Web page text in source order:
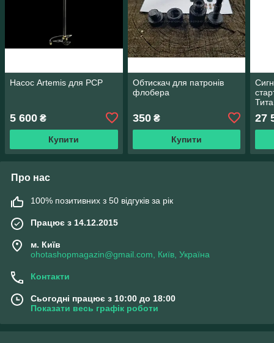
Насос Artemis для PCP
5 600 ₴
Купити
Обтискач для патронів
флобера
350₴
Купити
27
Про нас
100% позитивних з 50 відгуків за рік
Працює з 14.12.2015
м. Київ
ohotashopmagazin@gmail.com, Київ, Україна
Контакти
Сьогодні працює з 10:00 до 18:00
Показати весь графік роботи